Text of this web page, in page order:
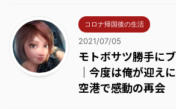
コロナ帰国後の生活
2021/07/05
モトボサツ勝手に
｜今度は俺が迎え
空港で感動の再会